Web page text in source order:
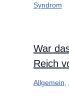
Syndrom
War
Reich
Allgemein